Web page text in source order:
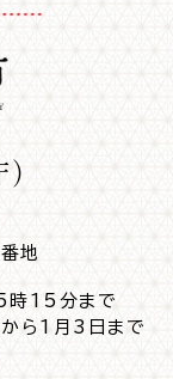
地
時15分まで
ら1月3日まで